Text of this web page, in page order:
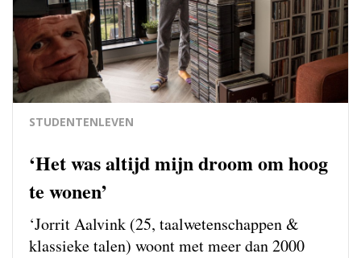
STUDENTENLEVEN
‘Het was altijd mijn droom om hoog
te wonen’
‘Jorrit Aalvink (25, taalwetenschappen &
klassieke talen) woont met meer dan 2000